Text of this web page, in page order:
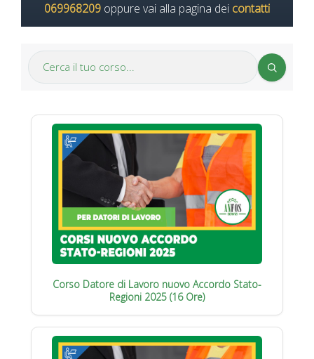
069968209 oppure vai alla pagina dei contatti
Corso Datore di Lavoro nuovo Accordo Stato-
Regioni 2025 (16 Ore)